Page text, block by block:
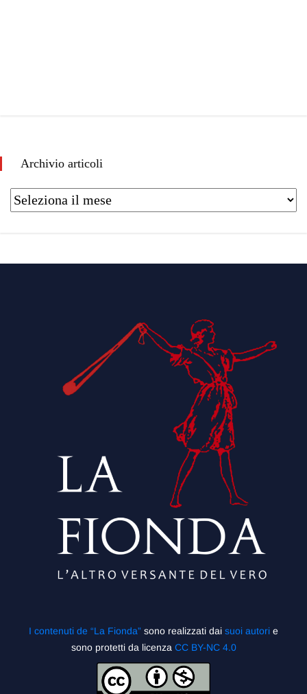
Archivio articoli
I contenuti de “La Fionda” sono realizzati dai suoi autori e
sono protetti da licenza CC BY-NC 4.0